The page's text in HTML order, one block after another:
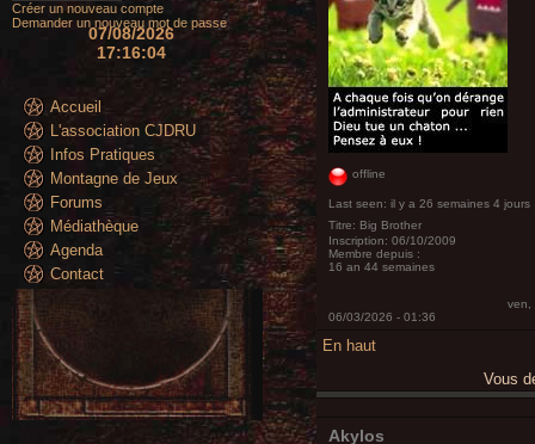
Créer un nouveau compte
Demander un nouveau mot de passe
07/08/2026
17:16:07
Accueil
L'association CJDRU
Infos Pratiques
Montagne de Jeux
Forums
Médiathèque
Agenda
Contact
offline
Last seen: il y a 26 semaines 4 jours
Titre: Big Brother
Inscription: 06/10/2009
Membre depuis :
16 an 44 semaines
ven,
06/03/2026 - 01:36
En haut
Vous
Akylos